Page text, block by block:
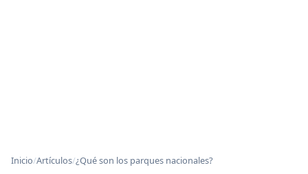
Inicio/Artículos/¿Qué son los parques nacionales?